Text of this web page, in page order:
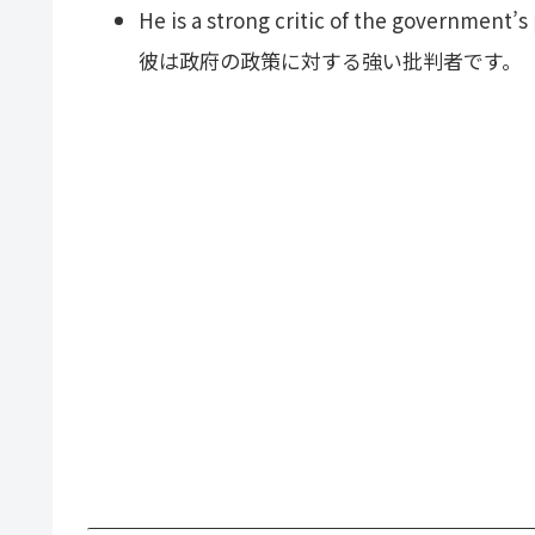
He is a strong critic of the
彼は政府の政策に対する強い批判者です。